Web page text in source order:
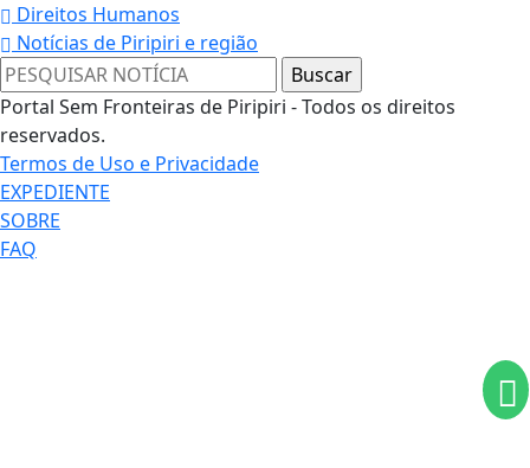
Direitos Humanos
Notícias de Piripiri e região
Portal Sem Fronteiras de Piripiri - Todos os direitos
reservados.
Termos de Uso e Privacidade
EXPEDIENTE
SOBRE
FAQ
Termos de Uso e Privacidade
Esse site utiliza cookies para melhorar sua